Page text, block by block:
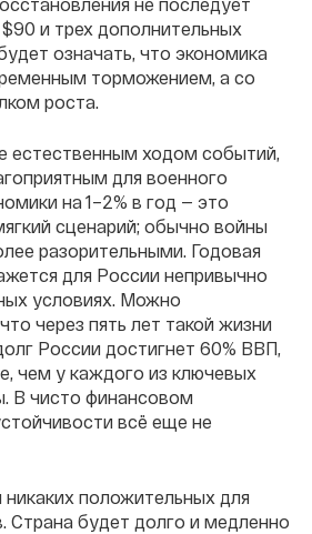
и трех дополнительных
означать, что экономика
торможением, а со
роста.
естественным ходом событий,
для военного
на 1–2% в год — это
сценарий; обычно войны
разорительными. Годовая
для России непривычно
условиях. Можно
через пять лет такой жизни
России достигнет 60% ВВП,
чем у каждого из ключевых
В чисто финансовом
всё еще не
никаких положительных для
Страна будет долго и медленно